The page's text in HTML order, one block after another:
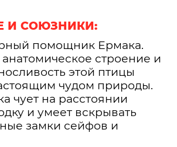
И СОЮЗНИКИ:
помощник Ермака.
строение и
этой птицы
чудом природы.
чует на расстоянии
и умеет вскрывать
замки сейфов и